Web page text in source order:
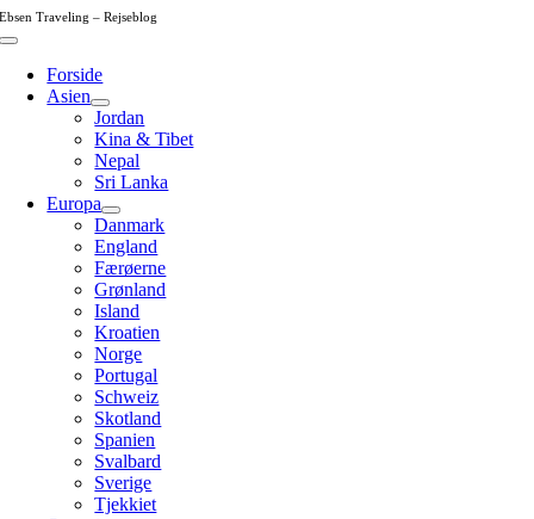
Skip
to
Ebsen Traveling – Rejseblog
Toggle
NavigationForside
Asien
Jordan
Kina & Tibet
Nepal
Sri Lanka
Europa
Danmark
England
Færøerne
Grønland
Island
Kroatien
Norge
Portugal
Schweiz
Skotland
Spanien
Svalbard
Sverige
Tjekkiet